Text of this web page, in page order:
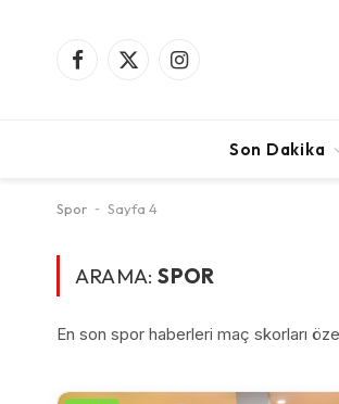
Facebook
X
Instagram
Son Dakika
Spor - Sayfa 4
ARAMA:SPOR
En son spor haberleri maç skorları